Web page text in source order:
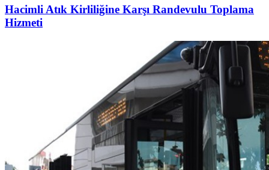
Hacimli Atık Kirliliğine Karşı Randevulu Toplama
Hizmeti